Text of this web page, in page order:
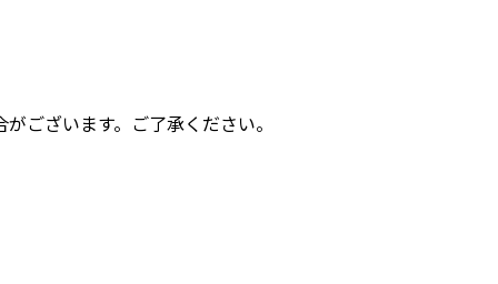
ございます。ご了承ください。